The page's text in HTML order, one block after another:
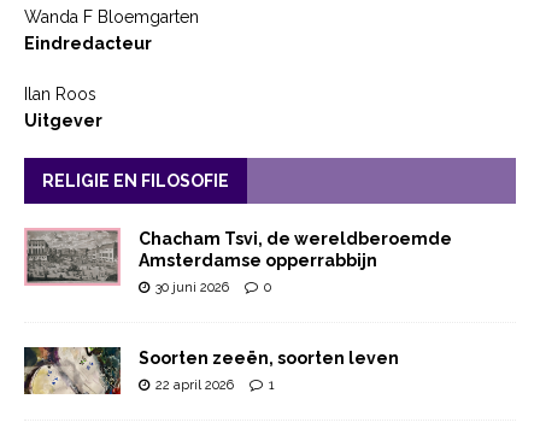
Wanda F Bloemgarten
Eindredacteur
Ilan Roos
Uitgever
RELIGIE EN FILOSOFIE
Chacham Tsvi, de wereldberoemde
Amsterdamse opperrabbijn
30 juni 2026 0
Soorten zeeën, soorten leven
22 april 2026 1